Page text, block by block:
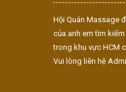
Hội Quán Massage
của anh em tìm
trong khu vực HCM
Vui lòng liên hệ